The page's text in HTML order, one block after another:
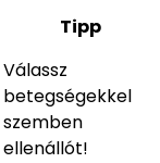
Tipp
Válassz
betegségekkel
szemben
ellenállót!